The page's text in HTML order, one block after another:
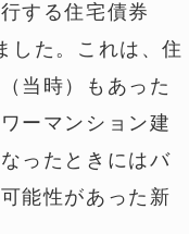
する住宅債券
した。これは、住
当時）もあった
ーマンション建
ったときにはバ
能性があった新